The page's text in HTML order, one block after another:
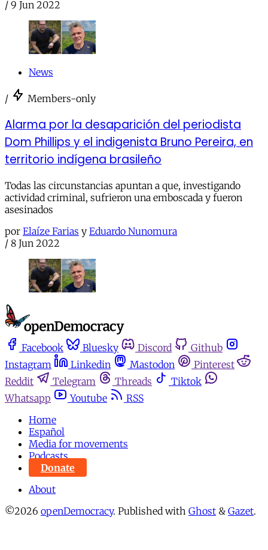
/ 9 Jun 2022
News
/ Members-only
Alarma por la desaparición del periodista
Dom Phillips y el indigenista Bruno Pereira, en
territorio indígena brasileño
Todas las circunstancias apuntan a que, investigando
actividad criminal, sufrieron una emboscada y fueron
asesinados
por Elaíze Farias y Eduardo Nunomura
/ 8 Jun 2022
Facebook Bluesky Discord
Github
Instagram
Linkedin Mastodon
Pinterest
Reddit
Telegram Threads
Tiktok
Whatsapp
Youtube
RSS
Home
Español
Media for movements
Podcasts
Donate
About
©2026 openDemocracy. Published with Ghost & Gazet.